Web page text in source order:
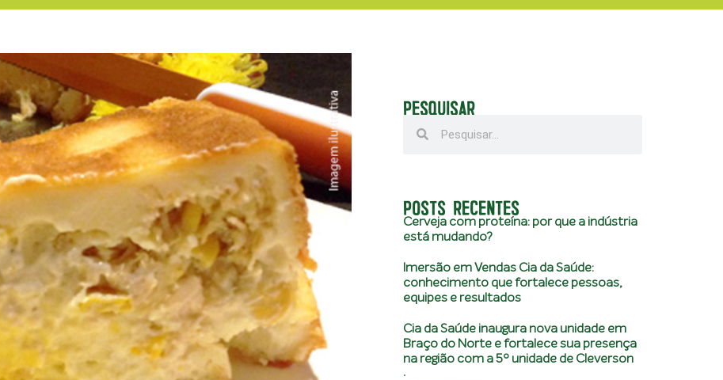
PESQUISAR
POSTS RECENTES
Cerveja com proteína: por que a indústria
está mudando?
Imersão em Vendas Cia da Saúde:
conhecimento que fortalece pessoas,
equipes e resultados
Cia da Saúde inaugura nova unidade em
Braço do Norte e fortalece sua presença
na região com a 5º unidade de Cleverson
.